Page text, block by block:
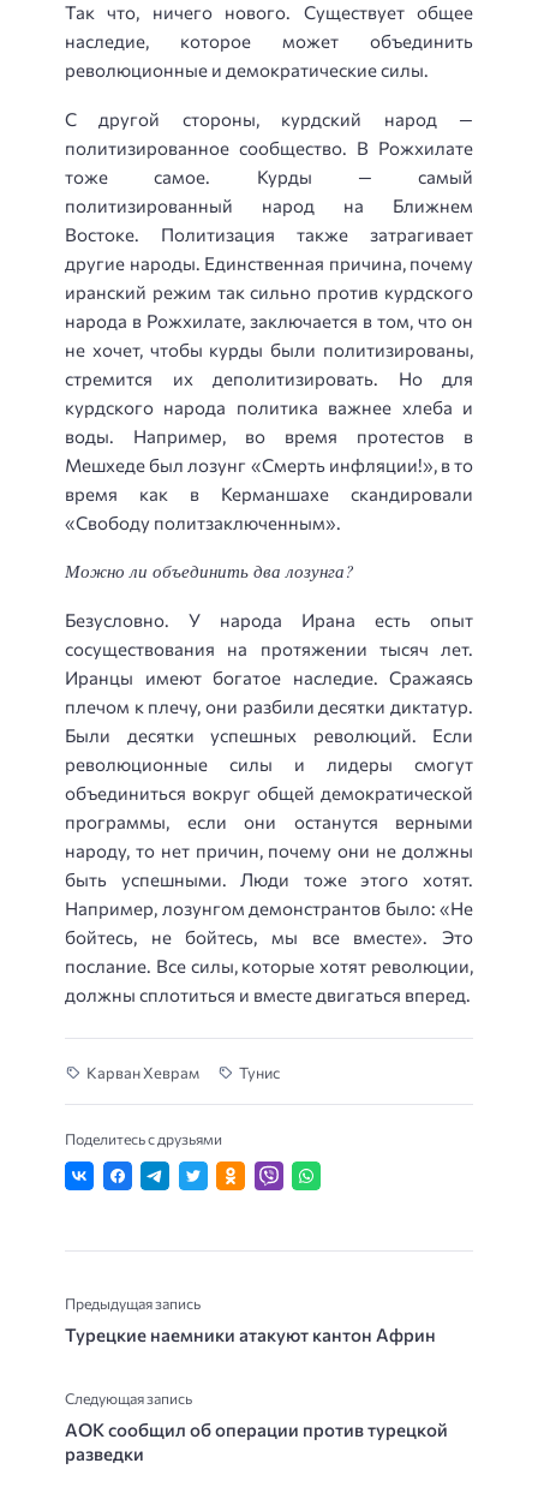
Так что, ничего нового. Существует общее
наследие, которое может объединить
революционные и демократические силы.
С другой стороны, курдский народ —
политизированное сообщество. В Рожхилате
тоже самое. Курды — самый
политизированный народ на Ближнем
Востоке. Политизация также затрагивает
другие народы. Единственная причина, почему
иранский режим так сильно против курдского
народа в Рожхилате, заключается в том, что он
не хочет, чтобы курды были политизированы,
стремится их деполитизировать. Но для
курдского народа политика важнее хлеба и
воды. Например, во время протестов в
Мешхеде был лозунг «Смерть инфляции!», в то
время как в Керманшахе скандировали
«Свободу политзаключенным».
Можно ли объединить два лозунга?
Безусловно. У народа Ирана есть опыт
сосуществования на протяжении тысяч лет.
Иранцы имеют богатое наследие. Сражаясь
плечом к плечу, они разбили десятки диктатур.
Были десятки успешных революций. Если
революционные силы и лидеры смогут
объединиться вокруг общей демократической
программы, если они останутся верными
народу, то нет причин, почему они не должны
быть успешными. Люди тоже этого хотят.
Например, лозунгом демонстрантов было: «Не
бойтесь, не бойтесь, мы все вместе». Это
послание. Все силы, которые хотят революции,
должны сплотиться и вместе двигаться вперед.
Карван Хеврам Тунис
Поделитесь с друзьями
Предыдущая запись
Турецкие наемники атакуют кантон Африн
Следующая запись
АОК сообщил об операции против турецкой
разведки